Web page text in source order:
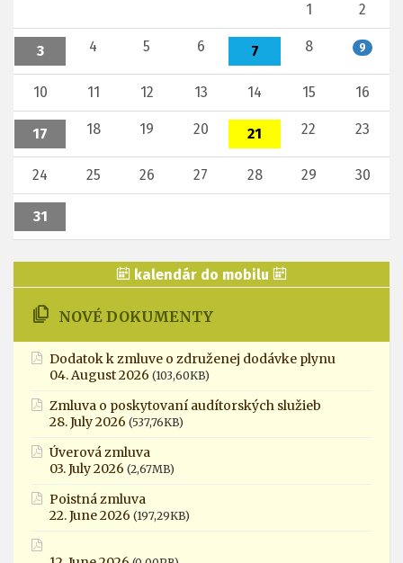
1
2
3 4 5 6 7 8 9
10 11 12 13 14 15 16
17 18 19 20 21 22 23
24 25 26 27 28 29 30
31
kalendár do mobilu
NOVÉ DOKUMENTY
Dodatok k zmluve o združenej dodávke plynu
04. August 2026 (103,60KB)
Zmluva o poskytovaní audítorských služieb
28. July 2026 (537,76KB)
Úverová zmluva
03. July 2026 (2,67MB)
Poistná zmluva
22. June 2026 (197,29KB)